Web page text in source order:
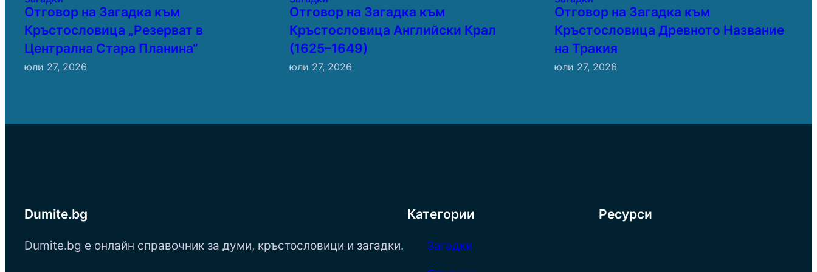
Отговор на Загадка към
Кръстословица „Резерват в
Централна Стара Планина“
юли 27, 2026
Отговор на Загадка към
Кръстословица Английски Крал
(1625–1649)
юли 27, 2026
Отговор на Загадка към
Кръстословица Древното Название
на Тракия
юли 27, 2026
Dumite.bg
Dumite.bg е онлайн справочник за думи, кръстословици и загадки.
Категории
Загадки
Ресурси